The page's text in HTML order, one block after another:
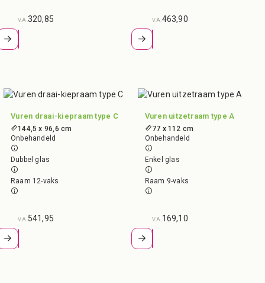
V.A. 320,85 V.A. 463,90
Vuren draai-kiepraam type C
144,5 x 96,6 cm
Onbehandeld
Dubbel glas
Raam 12-vaks
V.A. 541,95
Vuren uitzetraam type A
77 x 112 cm
Onbehandeld
Enkel glas
Raam 9-vaks
V.A. 169,10